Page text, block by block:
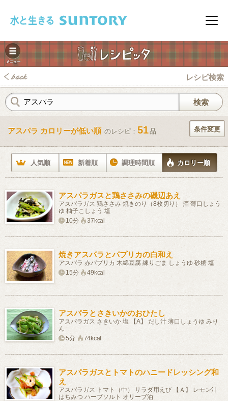
メニ
レシピ検索
アスパラ カロリーが低い順 のレシピ： 51品 条件変更
人気順 新着順 調理時間順 カロリー順
アスパラガスと鶏ささみの磯辺あえ
アスパラガス 鶏ささみ 焼きのり（8枚切り） 酒 薄口しょう
ゆ 柚子こしょう 塩
10分
37kcal
焼きアスパラとパプリカの白和え
アスパラ 赤パプリカ 木綿豆腐 練りごま しょうゆ 砂糖 塩
15分
49kcal
アスパラとさきいかのおひたし
アスパラガス さきいか 塩 【A】 だし汁 薄口しょうゆ みり
ん
5分
74kcal
アスパラガスとトマトのハニードレッシング和
え
アスパラガス トマト（中） サラダ用えび 【Ａ】 レモン汁
はちみつ ハーブソルト オリーブ油